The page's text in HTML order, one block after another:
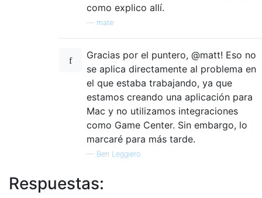
como explico allí.
mate
Gracias por el puntero, @matt! Eso no
se aplica directamente al problema en
el que estaba trabajando, ya que
estamos creando una aplicación para
Mac y no utilizamos integraciones
como Game Center. Sin embargo, lo
marcaré para más tarde.
— Ben Leggiero
Respuestas: